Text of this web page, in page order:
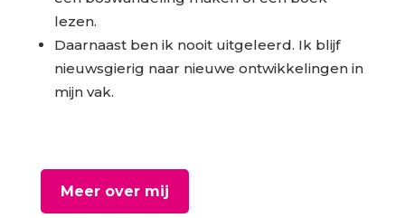
lezen.
Daarnaast ben ik nooit uitgeleerd. Ik blijf
nieuwsgierig naar nieuwe ontwikkelingen in
mijn vak.
Meer over mij